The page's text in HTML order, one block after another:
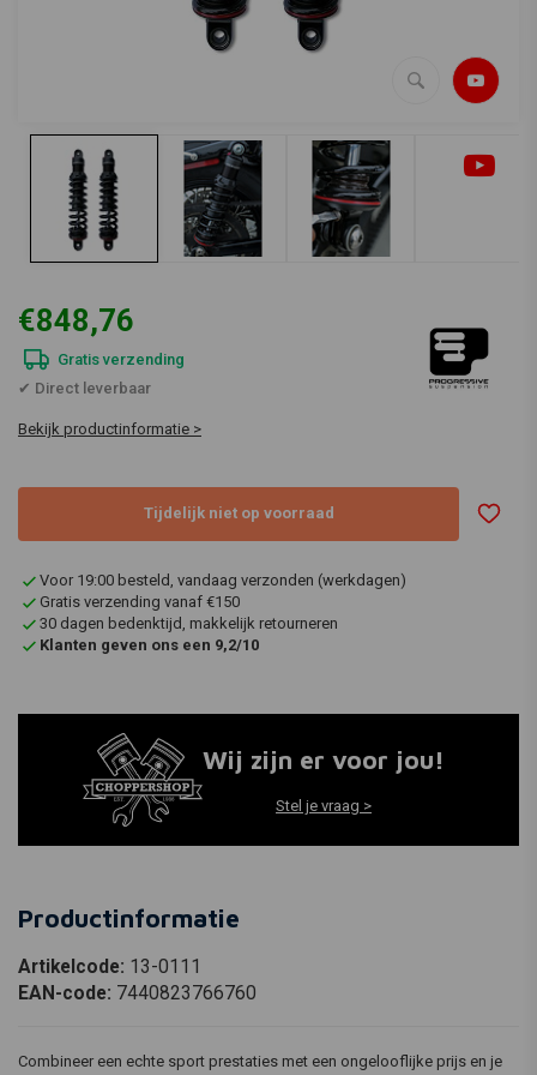
€848,76
Gratis verzending
✔ Direct leverbaar
Bekijk productinformatie >
Tijdelijk niet op voorraad
Voor 19:00 besteld, vandaag verzonden (werkdagen)
Gratis verzending vanaf €150
30 dagen bedenktijd, makkelijk retourneren
Klanten geven ons een 9,2/10
Wij zijn er voor jou!
Stel je vraag >
Productinformatie
Artikelcode: 13-0111
EAN-code: 7440823766760
Combineer een echte sport prestaties met een ongelooflijke prijs en je